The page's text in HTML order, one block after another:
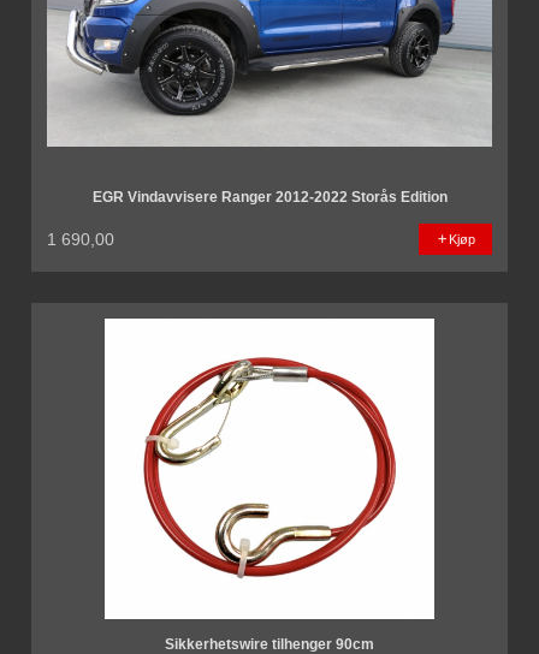
EGR Vindavvisere Ranger 2012-2022 Storås Edition
1 690,00 Kjøp
Sikkerhetswire tilhenger 90cm